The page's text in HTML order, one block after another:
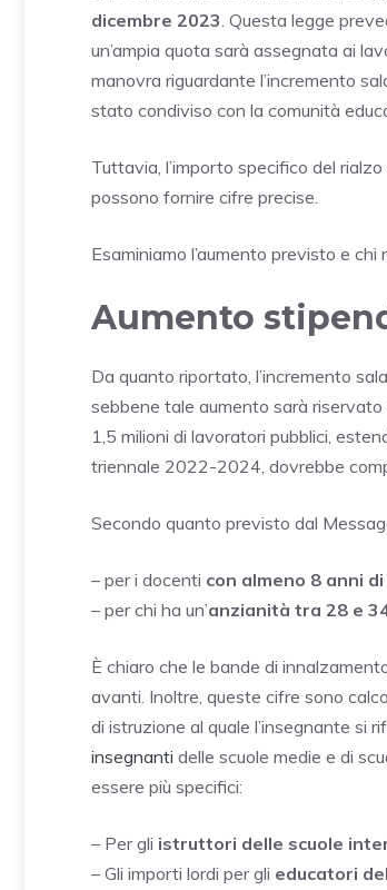
dicembre 2023 . Questa legge
un’ampia quota sarà assegnata ai
manovra riguardante l’incremento
stato condiviso con la comunità
Tuttavia, l’importo specifico del rialzo
possono fornire cifre precise.
Esaminiamo l’aumento previsto e chi
Aumento
Da quanto riportato, l’incremento
sebbene tale aumento sarà riservato
1,5 milioni di lavoratori pubblici,
triennale 2022-2024, dovrebbe
Secondo quanto previsto dal
– per i docenti con almeno 8 anni
– per chi ha un’anzianità tra 28 e
È chiaro che le bande di
avanti. Inoltre, queste cifre sono
di istruzione al quale l’insegnante si
insegnanti delle scuole medie e di
essere più specifici:
– Per gli istruttori delle scuole
– Gli importi lordi per gli educatori